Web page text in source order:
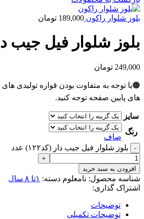
بلوز شلوار راکون 189,000 تومان
بلوز شلوار فیل جیب دار
249,000 تومان
🟠با توجه به متفاوت بودن قواره تولیدی های
های پایین صفحه توجه کنید.
سایز
رنگ
صاف
بلوز شلوار فیل جیب دار (کد۱۲۲) عدد
افزودن به سبد خرید
شناسه محصول: نامعلوم دسته: ۱تا ۸ سال
اشتراک گذاری:
توضیحات
توضیحات تکمیلی